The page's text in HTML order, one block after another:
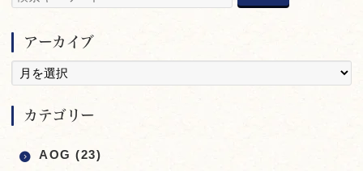
アーカイブ
カテゴリー
AOG (23)